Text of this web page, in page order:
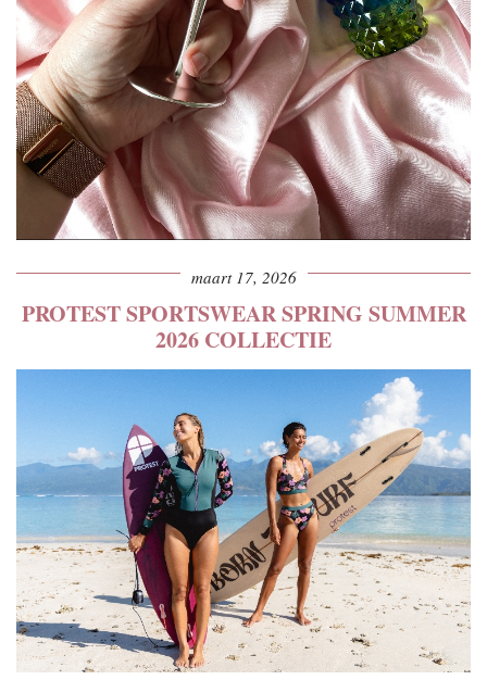
maart 17, 2026
PROTEST SPORTSWEAR SPRING SUMMER
2026 COLLECTIE